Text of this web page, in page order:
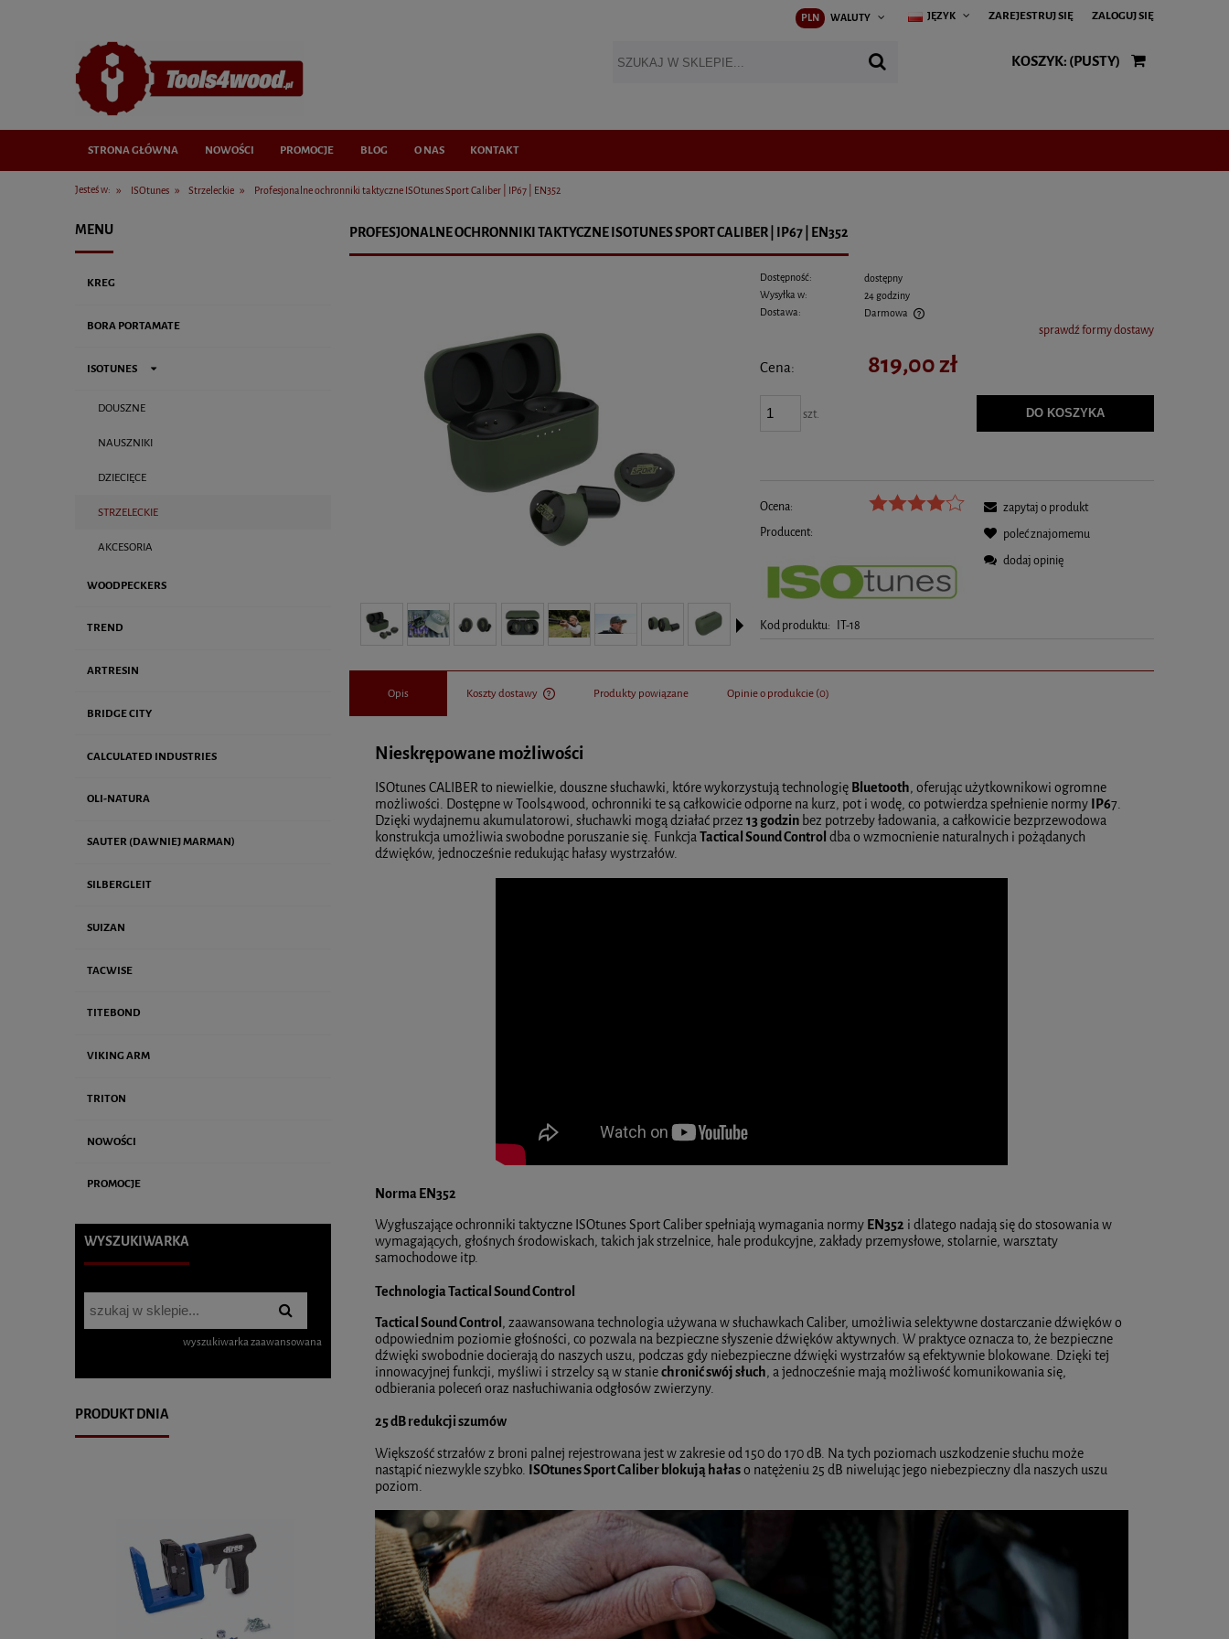
ZAREJESTRUJ SIĘ ZALOGUJ SIĘ
JĘZYK
PLN WALUTY
KOSZYK: (PUSTY)
STRONA GŁÓWNA NOWOŚCI PROMOCJE BLOG O NAS KONTAKT
Jesteś w: » ISOtunes » Strzeleckie » Profesjonalne ochronniki taktyczne ISOtunes Sport Caliber | IP67 | EN352
MENU
KREG
BORA PORTAMATE
ISOTUNES
DOUSZNE
NAUSZNIKI
DZIECIĘCE
STRZELECKIE
AKCESORIA
WOODPECKERS
TREND
ARTRESIN
BRIDGE CITY
CALCULATED INDUSTRIES
OLI-NATURA
SAUTER (DAWNIEJ MARMAN)
SILBERGLEIT
SUIZAN
TACWISE
TITEBOND
VIKING ARM
TRITON
NOWOŚCI
PROMOCJE
WYSZUKIWARKA
wyszukiwarka zaawansowana
PRODUKT DNIA
PROFESJONALNE OCHRONNIKI TAKTYCZNE ISOTUNES SPORT CALIBER | IP67 | EN352
Dostępność:
dostępny
Wysyłka w:
24 godziny
Dostawa:
Darmowa
Cena nie zawiera ewentualnych kosztów płatności
sprawdź formy dostawy
Cena: 819,00 zł
szt. DO KOSZYKA
Ocena:
Producent:
Kod produktu: IT-18
zapytaj o produkt
poleć znajomemu
dodaj opinię
Opis Koszty dostawy Produkty powiązane Opinie o produkcie (0)
Nieskrępowane możliwości
ISOtunes CALIBER to niewielkie, douszne słuchawki, które wykorzystują technologię Bluetooth, oferując użytkownikowi ogromne
możliwości. Dostępne w Tools4wood, ochronniki te są całkowicie odporne na kurz, pot i wodę, co potwierdza spełnienie normy IP67.
Dzięki wydajnemu akumulatorowi, słuchawki mogą działać przez 13 godzin bez potrzeby ładowania, a całkowicie bezprzewodowa
konstrukcja umożliwia swobodne poruszanie się. FunkcjaTactical Sound Control dba o wzmocnienie naturalnych i pożądanych
dźwięków, jednocześnie redukując hałasy wystrzałów.
Norma EN352
Wygłuszające ochronniki taktyczne ISOtunes Sport Caliber spełniają wymagania normy EN352 i dlatego nadają się do stosowania w
wymagających, głośnych środowiskach, takich jak strzelnice, hale produkcyjne, zakłady przemysłowe, stolarnie, warsztaty
samochodowe itp.
Technologia Tactical Sound Control
Tactical Sound Control, zaawansowana technologia używana w słuchawkach Caliber, umożliwia selektywne dostarczanie dźwięków o
odpowiednim poziomie głośności, co pozwala na bezpieczne słyszenie dźwięków aktywnych. W praktyce oznacza to, że bezpieczne
dźwięki swobodnie docierają do naszych uszu, podczas gdy niebezpieczne dźwięki wystrzałów są efektywnie blokowane. Dzięki tej
innowacyjnej funkcji, myśliwi i strzelcy są w staniechronić swój słuch, a jednocześnie mają możliwość komunikowania się,
odbierania poleceń oraz nasłuchiwania odgłosów zwierzyny.
25 dB redukcji szumów
Większość strzałów z broni palnej rejestrowana jest w zakresie od 150 do 170 dB. Na tych poziomach uszkodzenie słuchu może
nastąpić niezwykle szybko. ISOtunes Sport Caliber blokują hałaso natężeniu 25 dB niwelując jego niebezpieczny dla naszych uszu
poziom.